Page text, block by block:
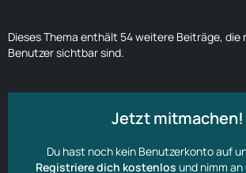
Dieses Thema enthält 54 weitere Beiträge,
Benutzer sichtbar sind.
Jetzt mitmachen!
Du hast noch kein Benutzerkonto auf
Registriere dich kostenlos und nimm